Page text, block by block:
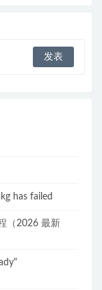
has failed
（2026 最新